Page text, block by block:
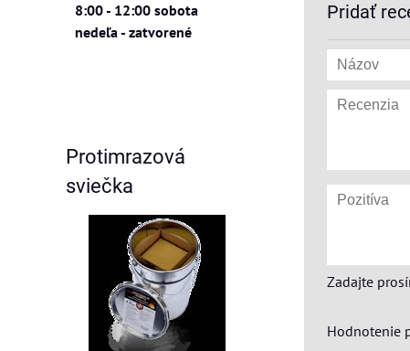
Pridať
Zadajte
Hodnotenie
8:00 - 12:00 sobota
nedeľa - zatvorené
Protimrazová
sviečka